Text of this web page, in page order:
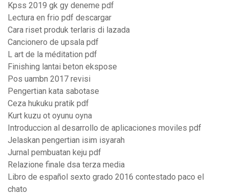
Kpss 2019 gk gy deneme pdf
Lectura en frio pdf descargar
Cara riset produk terlaris di lazada
Cancionero de upsala pdf
L art de la méditation pdf
Finishing lantai beton ekspose
Pos uambn 2017 revisi
Pengertian kata sabotase
Ceza hukuku pratik pdf
Kurt kuzu ot oyunu oyna
Introduccion al desarrollo de aplicaciones moviles pdf
Jelaskan pengertian isim isyarah
Jurnal pembuatan keju pdf
Relazione finale dsa terza media
Libro de español sexto grado 2016 contestado paco el
chato